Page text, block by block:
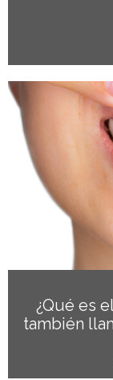
¿Qué es
también